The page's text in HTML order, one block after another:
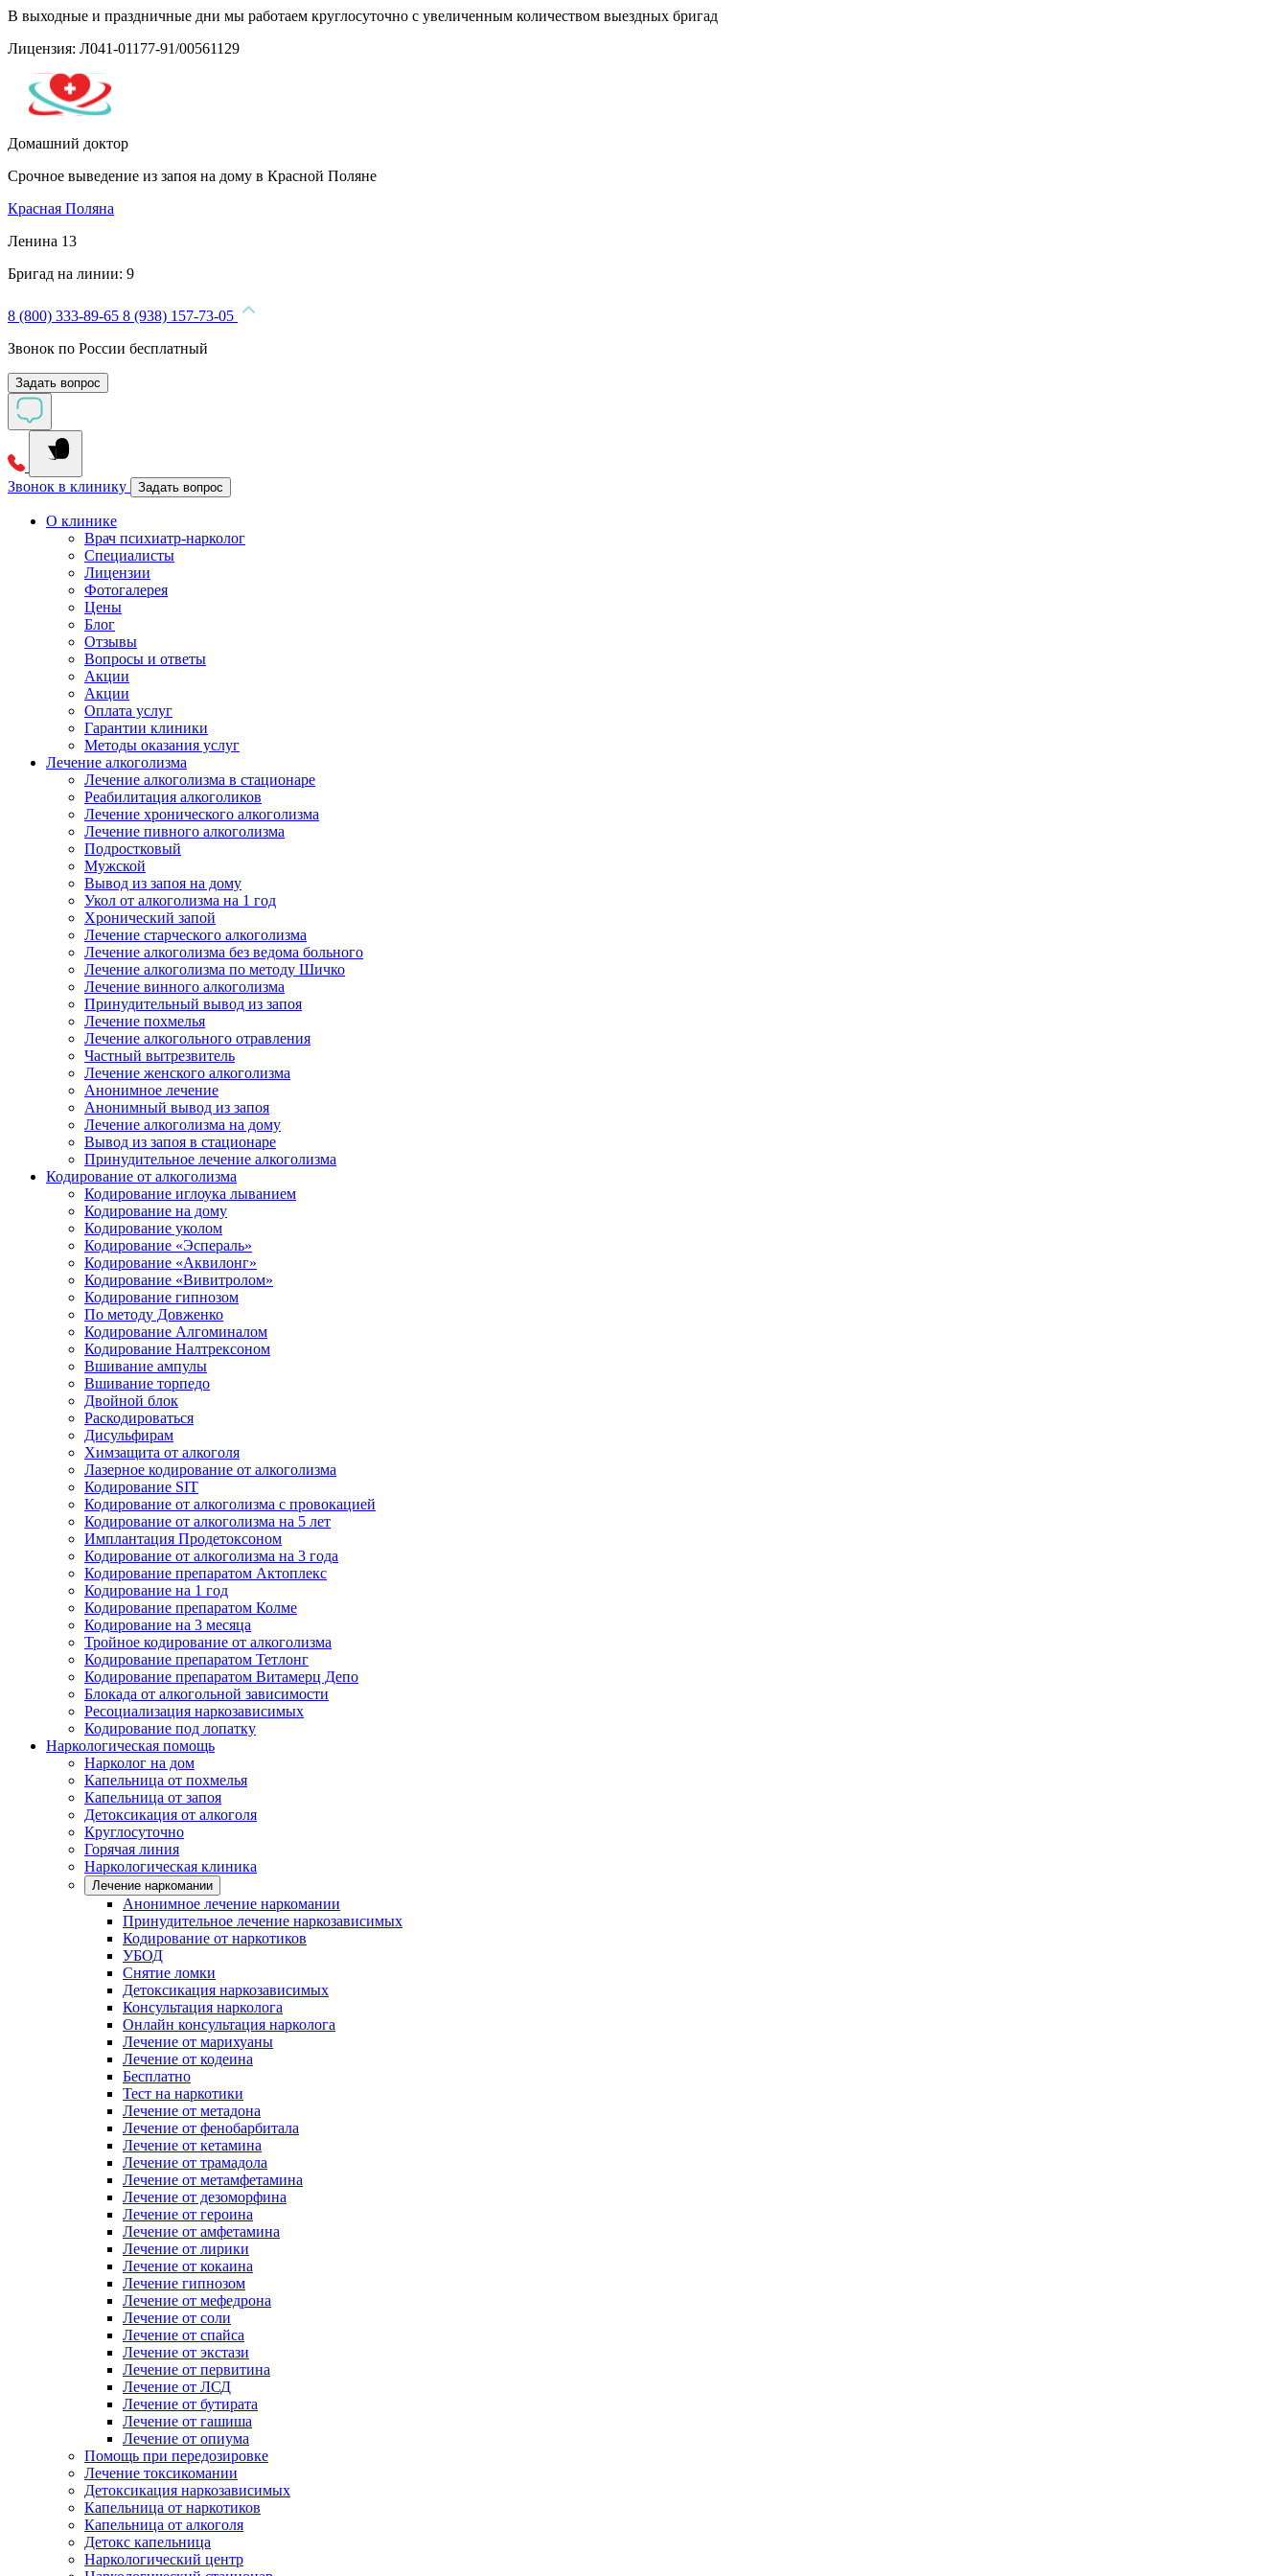
В выходные и праздничные дни мы работаем круглосуточно с увеличенным количеством выездных бригад
Лицензия: Л041-01177-91/00561129
Домашний доктор
Срочное выведение из запоя на дому в Красной Поляне
Красная Поляна
Ленина 13
Бригад на линии: 9
8 (800) 333-89-65 8 (938) 157-73-05
Звонок по России бесплатный
Задать вопрос
Звонок в клинику Задать вопрос
О клинике
Врач психиатр-нарколог
Специалисты
Лицензии
Фотогалерея
Цены
Блог
Отзывы
Вопросы и ответы
Акции
Акции
Оплата услуг
Гарантии клиники
Методы оказания услуг
Лечение алкоголизма
Лечение алкоголизма в стационаре
Реабилитация алкоголиков
Лечение хронического алкоголизма
Лечение пивного алкоголизма
Подростковый
Мужской
Вывод из запоя на дому
Укол от алкоголизма на 1 год
Хронический запой
Лечение старческого алкоголизма
Лечение алкоголизма без ведома больного
Лечение алкоголизма по методу Шичко
Лечение винного алкоголизма
Принудительный вывод из запоя
Лечение похмелья
Лечение алкогольного отравления
Частный вытрезвитель
Лечение женского алкоголизма
Анонимное лечение
Анонимный вывод из запоя
Лечение алкоголизма на дому
Вывод из запоя в стационаре
Принудительное лечение алкоголизма
Кодирование от алкоголизма
Кодирование иглоука лыванием
Кодирование на дому
Кодирование уколом
Кодирование «Эспераль»
Кодирование «Аквилонг»
Кодирование «Вивитролом»
Кодирование гипнозом
По методу Довженко
Кодирование Алгоминалом
Кодирование Налтрексоном
Вшивание ампулы
Вшивание торпедо
Двойной блок
Раскодироваться
Дисульфирам
Химзащита от алкоголя
Лазерное кодирование от алкоголизма
Кодирование SIT
Кодирование от алкоголизма с провокацией
Кодирование от алкоголизма на 5 лет
Имплантация Продетоксоном
Кодирование от алкоголизма на 3 года
Кодирование препаратом Актоплекс
Кодирование на 1 год
Кодирование препаратом Колме
Кодирование на 3 месяца
Тройное кодирование от алкоголизма
Кодирование препаратом Тетлонг
Кодирование препаратом Витамерц Депо
Блокада от алкогольной зависимости
Ресоциализация наркозависимых
Кодирование под лопатку
Наркологическая помощь
Нарколог на дом
Капельница от похмелья
Капельница от запоя
Детоксикация от алкоголя
Круглосуточно
Горячая линия
Наркологическая клиника
Лечение наркомании
Анонимное лечение наркомании
Принудительное лечение наркозависимых
Кодирование от наркотиков
УБОД
Снятие ломки
Детоксикация наркозависимых
Консультация нарколога
Онлайн консультация нарколога
Лечение от марихуаны
Лечение от кодеина
Бесплатно
Тест на наркотики
Лечение от метадона
Лечение от фенобарбитала
Лечение от кетамина
Лечение от трамадола
Лечение от метамфетамина
Лечение от дезоморфина
Лечение от героина
Лечение от амфетамина
Лечение от лирики
Лечение от кокаина
Лечение гипнозом
Лечение от мефедрона
Лечение от соли
Лечение от спайса
Лечение от экстази
Лечение от первитина
Лечение от ЛСД
Лечение от бутирата
Лечение от гашиша
Лечение от опиума
Помощь при передозировке
Лечение токсикомании
Детоксикация наркозависимых
Капельница от наркотиков
Капельница от алкоголя
Детокс капельница
Наркологический центр